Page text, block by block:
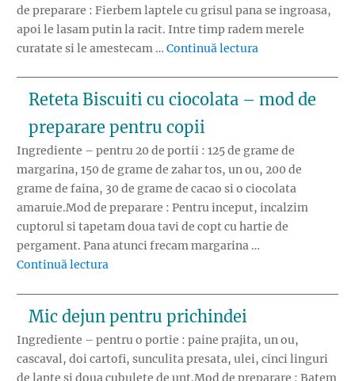
de preparare : Fierbem laptele cu grisul pana se ingroasa,
apoi le lasam putin la racit. Intre timp radem merele
curatate si le amestecam … Continuă lectura
Reteta Biscuiti cu ciocolata – mod de
preparare pentru copii
Ingrediente – pentru 20 de portii : 125 de grame de
margarina, 150 de grame de zahar tos, un ou, 200 de
grame de faina, 30 de grame de cacao si o ciocolata
amaruie.Mod de preparare : Pentru inceput, incalzim
cuptorul si tapetam doua tavi de copt cu hartie de
pergament. Pana atunci frecam margarina …
Continuă lectura
Mic dejun pentru prichindei
Ingrediente – pentru o portie : paine prajita, un ou,
cascaval, doi cartofi, sunculita presata, ulei, cinci linguri
de lapte si doua cubulete de unt.Mod de preparare : Batem